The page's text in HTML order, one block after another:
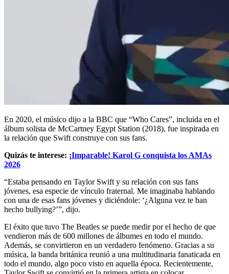
En 2020, el músico dijo a la BBC que “Who Cares”, incluida en el
álbum solista de McCartney Egypt Station (2018), fue inspirada en
la relación que Swift construye con sus fans.
Quizás te interese: ¡Imparable! Karol G conquista los AMAs
2026
“Estaba pensando en Taylor Swift y su relación con sus fans
jóvenes, esa especie de vínculo fraternal. Me imaginaba hablando
con una de esas fans jóvenes y diciéndole: ‘¿Alguna vez te han
hecho bullying?’”, dijo.
El éxito que tuvo The Beatles se puede medir por el hecho de que
vendieron más de 600 millones de álbumes en todo el mundo.
Además, se convirtieron en un verdadero fenómeno. Gracias a su
música, la banda británica reunió a una multitudinaria fanaticada en
todo el mundo, algo poco visto en aquella época. Recientemente,